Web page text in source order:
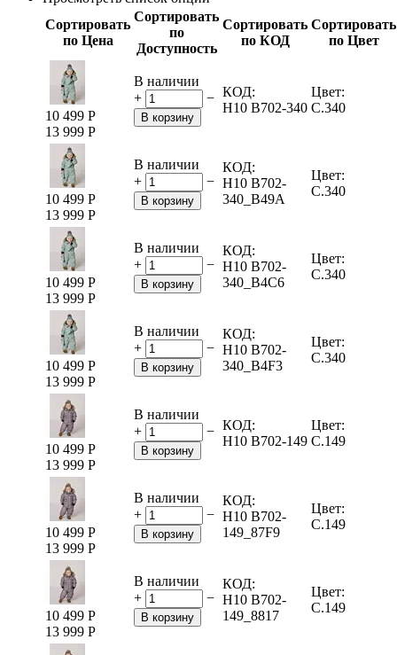
Сортировать
по Цена
Сортировать
по
Доступность
Сортировать
по КОД
Сортировать
по Цвет
10 499 Р
13 999 Р
В наличии
+
−
В корзину
КОД:
H10 B702-340
Цвет:
C.340
10 499 Р
13 999 Р
В наличии
+
−
В корзину
КОД:
H10 B702-
340_B49A
Цвет:
C.340
10 499 Р
13 999 Р
В наличии
+
−
В корзину
КОД:
H10 B702-
340_B4C6
Цвет:
C.340
10 499 Р
13 999 Р
В наличии
+
−
В корзину
КОД:
H10 B702-
340_B4F3
Цвет:
C.340
10 499 Р
13 999 Р
В наличии
+
−
В корзину
КОД:
H10 B702-149
Цвет:
C.149
10 499 Р
13 999 Р
В наличии
+
−
В корзину
КОД:
H10 B702-
149_87F9
Цвет:
C.149
10 499 Р
13 999 Р
В наличии
+
−
В корзину
КОД:
H10 B702-
149_8817
Цвет:
C.149